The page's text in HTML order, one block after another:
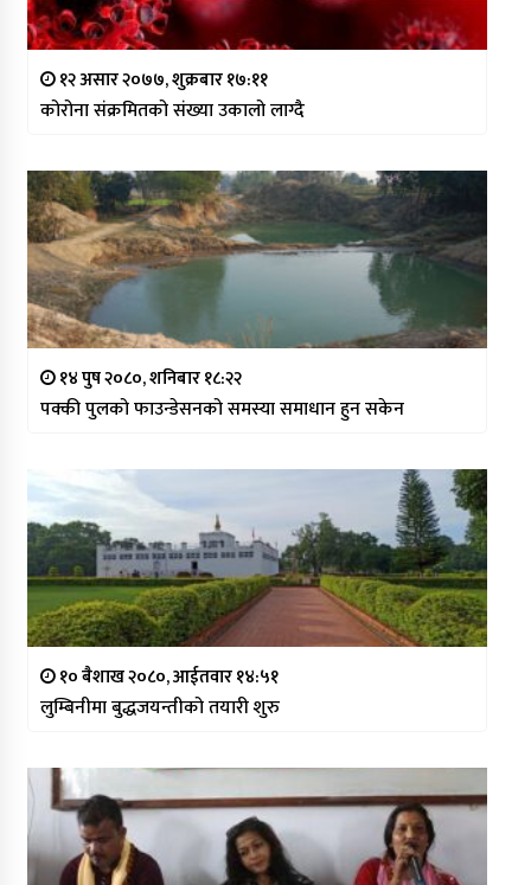
१२ असार २०७७, शुक्रबार १७:११
कोरोना संक्रमितको संख्या उकालो लाग्दै
१४ पुष २०८०, शनिबार १८:२२
पक्की पुलको फाउन्डेसनको समस्या समाधान हुन सकेन
१० बैशाख २०८०, आईतवार १४:५१
लुम्बिनीमा बुद्धजयन्तीको तयारी शुरु